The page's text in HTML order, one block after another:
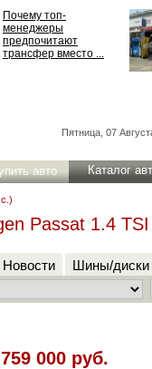
Почему топ-
менеджеры
предпочитают
трансфер вместо ...
Пятница, 07
авто Каталог
Passat 1.4
Новости Шины/диски
000 руб.